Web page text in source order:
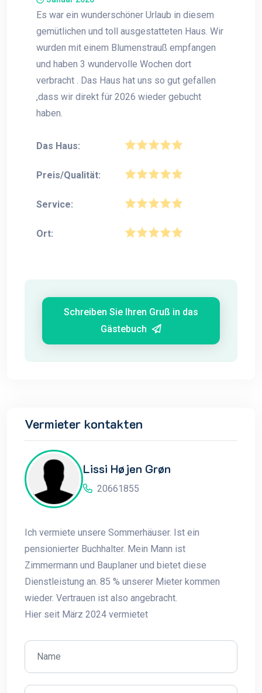
Es war ein wunderschöner Urlaub in diesem
gemütlichen und toll ausgestatteten Haus. Wir
wurden mit einem Blumenstrauß empfangen
und haben 3 wundervolle Wochen dort
verbracht . Das Haus hat uns so gut gefallen
,dass wir direkt für 2026 wieder gebucht
haben.
Das Haus:
Preis/Qualität:
Service:
Ort:
Schreiben Sie Ihren Gruß in das
Gästebuch
Vermieter kontakten
Lissi Højen Grøn
20661855
Ich vermiete unsere Sommerhäuser. Ist ein
pensionierter Buchhalter. Mein Mann ist
Zimmermann und Bauplaner und bietet diese
Dienstleistung an. 85 % unserer Mieter kommen
wieder. Vertrauen ist also angebracht.
Hier seit März 2024 vermietet